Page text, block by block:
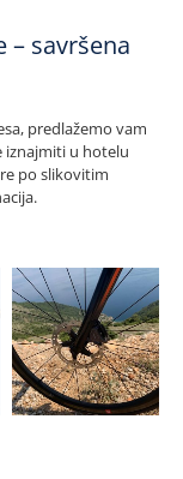
– savršena
predlažemo vam
iznajmiti u hotelu
po slikovitim